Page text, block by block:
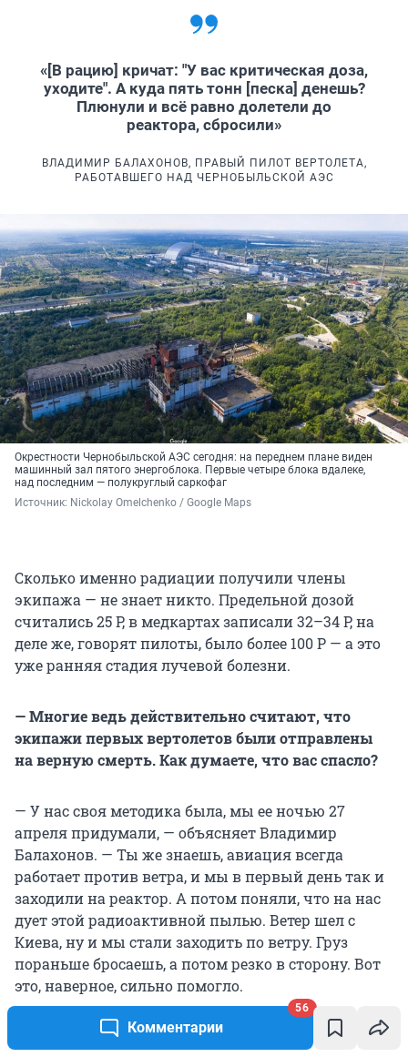
Комментарии
56
«[В рацию] кричат: "У вас критическая доза,
уходите". А куда пять тонн [песка] денешь?
Плюнули и всё равно долетели до
реактора, сбросили»
ВЛАДИМИР БАЛАХОНОВ, ПРАВЫЙ ПИЛОТ ВЕРТОЛЕТА,
РАБОТАВШЕГО НАД ЧЕРНОБЫЛЬСКОЙ АЭС
Окрестности Чернобыльской АЭС сегодня: на переднем плане виден
машинный зал пятого энергоблока. Первые четыре блока вдалеке,
над последним — полукруглый саркофаг
Источник: Nickolay Omelchenko / Google Maps
Сколько именно радиации получили члены
экипажа — не знает никто. Предельной дозой
считались 25 Р, в медкартах записали 32–34 Р, на
деле же, говорят пилоты, было более 100 Р — а это
уже ранняя стадия лучевой болезни.
—Многие ведь действительно считают, что
экипажи первых вертолетов были отправлены
на верную смерть. Как думаете, что вас спасло?
— У нас своя методика была, мы ее ночью 27
апреля придумали, — объясняет Владимир
Балахонов. — Ты же знаешь, авиация всегда
работает против ветра, и мы в первый день так и
заходили на реактор. А потом поняли, что на нас
дует этой радиоактивной пылью. Ветер шел с
Киева, ну и мы стали заходить по ветру. Груз
пораньше бросаешь, а потом резко в сторону. Вот
это, наверное, сильно помогло.
Тут нужно объяснить один момент. Радиационное